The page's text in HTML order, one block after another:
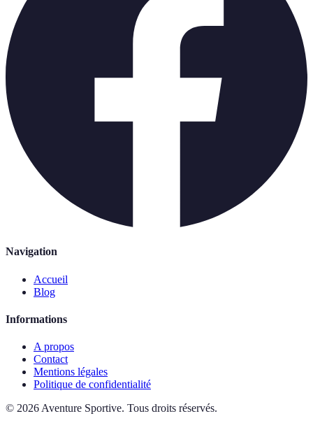
Navigation
Accueil
Blog
Informations
A propos
Contact
Mentions légales
Politique de confidentialité
© 2026 Aventure Sportive. Tous droits réservés.